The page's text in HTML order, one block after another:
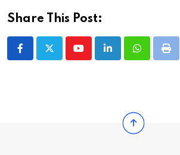
Share This Post:
YoutubeLinkedInWhatsappPrint